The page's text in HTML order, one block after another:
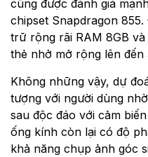
cũng được đánh giá
chipset Snapdragon
trữ rộng rãi RAM 8GB
thẻ nhở mở rộng lên đến
Không những vậy, dự
tượng với người dùng
sau độc đáo với cảm
ống kính còn lại có độ
khả năng chụp ảnh góc